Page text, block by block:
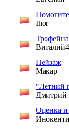
Помогите
Ihor
Пейзаж
Макар
"Летний
Дмитрий
Оценка и